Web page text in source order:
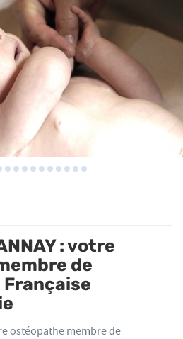
: votre
de
ostéopathe membre de